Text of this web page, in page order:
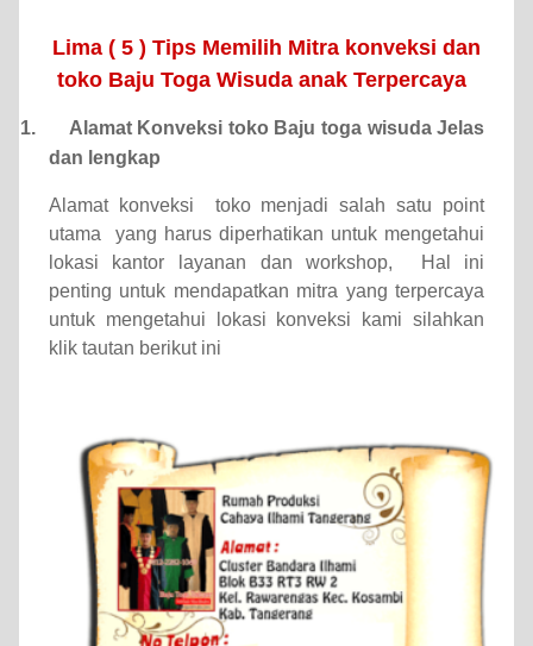
Lima ( 5 ) Tips Memilih Mitra konveksi dan
toko Baju Toga Wisuda anak Terpercaya
1.
Alamat Konveksi toko Baju toga wisuda Jelas
dan lengkap
Alamat konveksi
toko menjadi salah satu point
utama
yang harus diperhatikan untuk mengetahui
lokasi kantor layanan dan workshop,
Hal ini
penting untuk mendapatkan mitra yang terpercaya
untuk mengetahui lokasi konveksi kami silahkan
klik tautan berikut ini